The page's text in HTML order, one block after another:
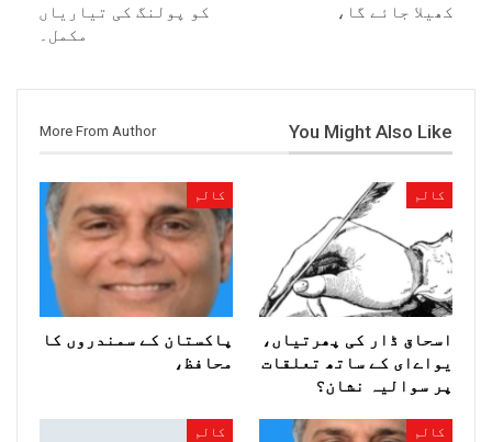
کھیلا جائے گا،
کو پولنگ کی تیاریاں
مکمل۔
You Might Also Like
More From Author
کالم
اسحاق ڈار کی پھرتیاں،
یواےای کے ساتھ تعلقات
پر سوالیہ نشان؟
کالم
پاکستان کے سمندروں کا
محافظ،
کالم کالم